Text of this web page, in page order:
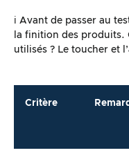
ℹ️ Avant de passer au
la finition des produits.
utilisés ? Le toucher et
Critère